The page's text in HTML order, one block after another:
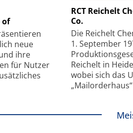
of
neue
ihre
für Nutzer
RCT Reichelt
Co.
Die Reichelt
1. September
Reichelt in
wobei sich das
mit Super-